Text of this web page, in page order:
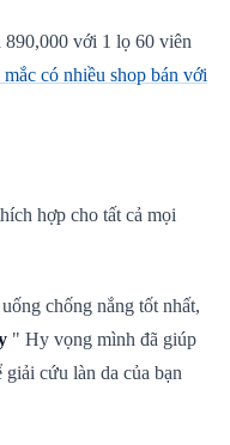
890,000 với 1 lọ 60 viên
có nhiều shop bán với
hợp cho tất cả mọi
chống nắng tốt nhất,
" Hy vọng mình đã giúp
cứu làn da của bạn